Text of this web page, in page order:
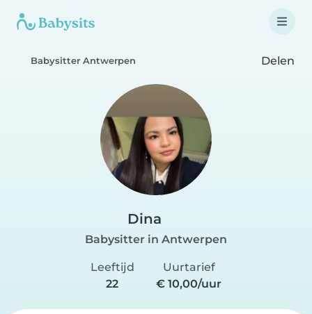
Babysitter Antwerpen Delen
Dina
Babysitter in Antwerpen
Leeftijd
22
Uurtarief
€ 10,00/uur